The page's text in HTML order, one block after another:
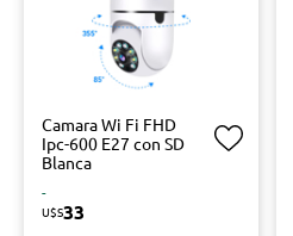
Camara Wi Fi FHD
Ipc-600 E27 con SD
Blanca
-
U$S33